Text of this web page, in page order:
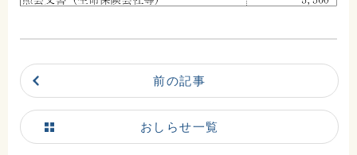
交通アクセスはこちら
前の記事
おしらせ一覧